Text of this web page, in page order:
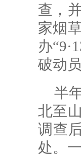
查，
家烟
办
破动
半
北至
调查
处。